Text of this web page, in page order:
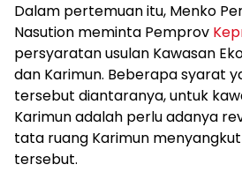
Dalam pertemuan itu, Menko
Nasution meminta Pemprov
persyaratan usulan Kawasan
dan Karimun. Beberapa syarat
tersebut diantaranya, untuk
Karimun adalah perlu adanya
tata ruang Karimun
tersebut.